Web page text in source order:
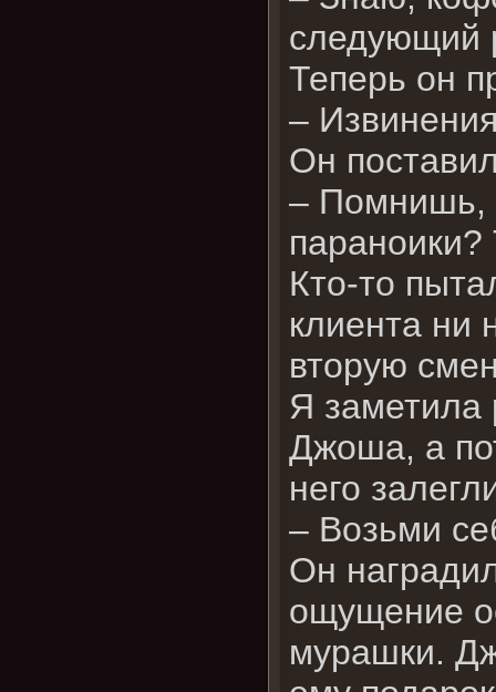
следующий
Теперь он
–
Он
– Помнишь,
параноики?
Кто-то
клиента ни
вторую
Я заметила
Джоша, а
него
– Возьми
Он
ощущение
мурашки.